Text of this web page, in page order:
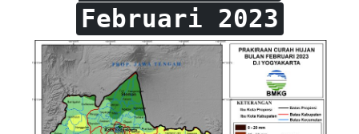
Februari 2023